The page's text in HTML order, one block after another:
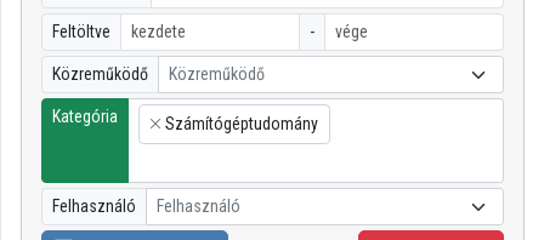
Intézményi felfedezés
Kategóriák
Intézményi listák
Intézmények
Feltöltve -
Közreműködő Közreműködő
Kategória
×
Számítógéptudomány
Felhasználó Felhasználó